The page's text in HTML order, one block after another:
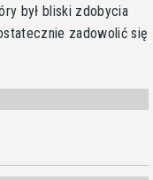
był bliski zdobycia
zadowolić się